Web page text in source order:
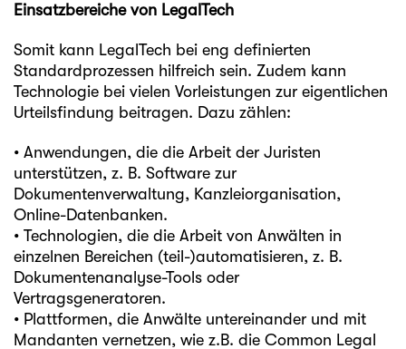
Einsatzbereiche von LegalTech
Somit kann LegalTech bei eng definierten
Standardprozessen hilfreich sein. Zudem kann
Technologie bei vielen Vorleistungen zur eigentlichen
Urteilsfindung beitragen. Dazu zählen:
• Anwendungen, die die Arbeit der Juristen
unterstützen, z. B. Software zur
Dokumentenverwaltung, Kanzleiorganisation,
Online-Datenbanken.
• Technologien, die die Arbeit von Anwälten in
einzelnen Bereichen (teil-)automatisieren, z. B.
Dokumentenanalyse-Tools oder
Vertragsgeneratoren.
• Plattformen, die Anwälte untereinander und mit
Mandanten vernetzen, wie z.B. die Common Legal